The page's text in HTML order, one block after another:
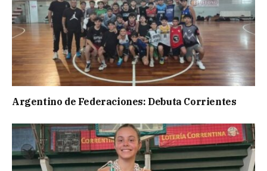
Argentino de Federaciones: Debuta Corrientes